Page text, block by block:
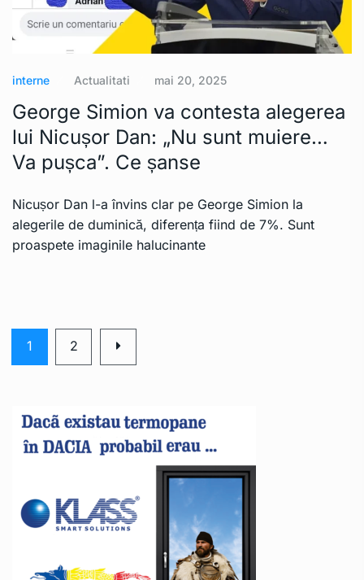
interne Actualitati mai 20, 2025
George Simion va contesta alegerea
lui Nicușor Dan: „Nu sunt muiere…
Va pușca”. Ce șanse
Nicușor Dan l-a învins clar pe George Simion la
alegerile de duminică, diferența fiind de 7%. Sunt
proaspete imaginile halucinante
1 2